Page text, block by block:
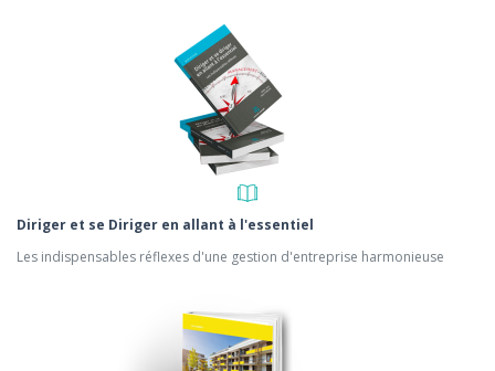
Diriger et se Diriger en allant à l'essentiel
Les indispensables réflexes d'une gestion d'entreprise harmonieuse